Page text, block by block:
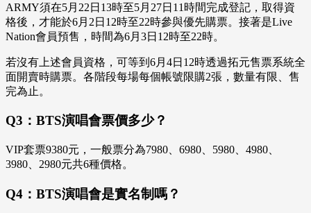
ARMY須在5月22日13時至5月27日11時間完成登記，取得資
格後，才能於6月2日12時至22時參與優先購票。接著是Live
Nation會員預售，時間為6月3日12時至22時。
若沒有上述會員資格，可等到6月4日12時透過拓元售票系統全
面開賣時購票。各階段每場每個帳號限購2張，數量有限、售
完為止。
Q3：BTS演唱會票價多少？
VIP套票9380元，一般票分為7980、6980、5980、4980、
3980、2980元共6種價格。
Q4：BTS演唱會是實名制嗎？